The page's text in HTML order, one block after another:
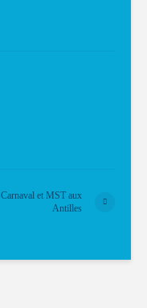
Carnaval et MST aux
Antilles